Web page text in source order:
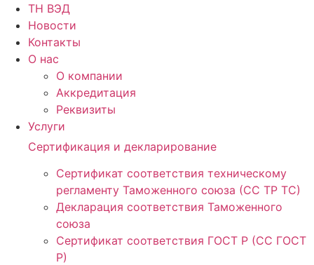
ТН ВЭД
Новости
Контакты
О нас
О компании
Аккредитация
Реквизиты
Услуги
Сертификация и декларирование
Сертификат соответствия техническому
регламенту Таможенного союза (СС ТР ТС)
Декларация соответствия Таможенного
союза
Сертификат соответствия ГОСТ Р (СС ГОСТ
Р)